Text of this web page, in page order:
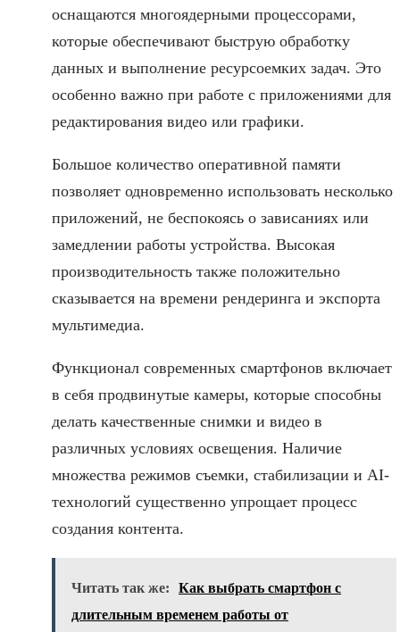
оснащаются многоядерными процессорами,
которые обеспечивают быструю обработку
данных и выполнение ресурсоемких задач. Это
особенно важно при работе с приложениями для
редактирования видео или графики.
Большое количество оперативной памяти
позволяет одновременно использовать несколько
приложений, не беспокоясь о зависаниях или
замедлении работы устройства. Высокая
производительность также положительно
сказывается на времени рендеринга и экспорта
мультимедиа.
Функционал современных смартфонов включает
в себя продвинутые камеры, которые способны
делать качественные снимки и видео в
различных условиях освещения. Наличие
множества режимов съемки, стабилизации и AI-
технологий существенно упрощает процесс
создания контента.
Читать так же:
Как выбрать смартфон с
длительным временем работы от